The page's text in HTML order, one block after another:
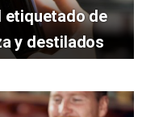
etiquetado de
y destilados